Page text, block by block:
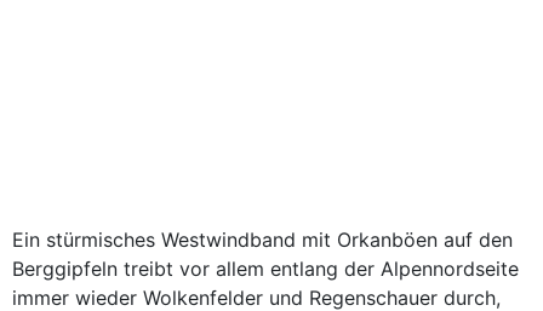
Ein stürmisches Westwindband mit Orkanböen auf den
Berggipfeln treibt vor allem entlang der Alpennordseite
immer wieder Wolkenfelder und Regenschauer durch,